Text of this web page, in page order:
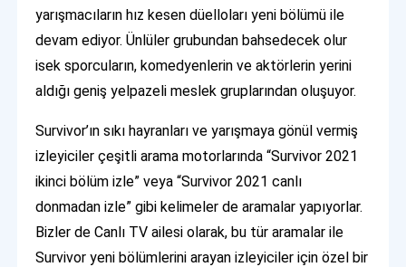
yarışmacıların hız kesen düelloları yeni bölümü ile
devam ediyor. Ünlüler grubundan bahsedecek olur
isek sporcuların, komedyenlerin ve aktörlerin yerini
aldığı geniş yelpazeli meslek gruplarından oluşuyor.
Survivor’ın sıkı hayranları ve yarışmaya gönül vermiş
izleyiciler çeşitli arama motorlarında “Survivor 2021
ikinci bölüm izle” veya “Survivor 2021 canlı
donmadan izle” gibi kelimeler de aramalar yapıyorlar.
Bizler de Canlı TV ailesi olarak, bu tür aramalar ile
Survivor yeni bölümlerini arayan izleyiciler için özel bir